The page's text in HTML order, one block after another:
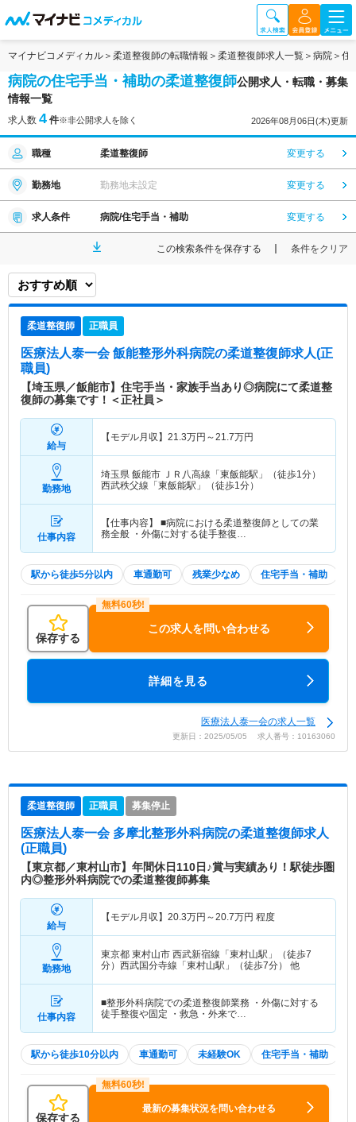
マイナビコメディカル 柔道整復師の転職情報 柔道整復師求人一覧 病院 住
病院の住宅手当・補助の柔道整復師公開求人・転職・募集
情報一覧
求人数 4 件※非公開求人を除く 2026年08月06日(木)更新
職種 柔道整復師 変更する
勤務地 勤務地未設定 変更する
求人条件 病院/住宅手当・補助 変更する
この検索条件を保存する 条件をクリア
柔道整復師 正職員
医療法人泰一会 飯能整形外科病院の柔道整復師求人(正
職員)
【埼玉県／飯能市】住宅手当・家族手当あり◎病院にて柔道整
復師の募集です！＜正社員＞
給与
【モデル月収】 21.3万円～21.7万円
勤務地
埼玉県 飯能市 ＪＲ八高線「東飯能駅」（徒歩1分）
西武秩父線「東飯能駅」（徒歩1分）
仕事内容
【仕事内容】 ■病院における柔道整復師としての業
務全般 ・外傷に対する徒手整復…
駅から徒歩5分以内 車通勤可 残業少なめ 住宅手当・補助
保存する
この求人を問い合わせる
詳細を見る
医療法人泰一会の求人一覧
更新日：2025/05/05 求人番号：10163060
柔道整復師 正職員 募集停止
医療法人泰一会 多摩北整形外科病院の柔道整復師求人
(正職員)
【東京都／東村山市】年間休日110日♪賞与実績あり！駅徒歩圏
内◎整形外科病院での柔道整復師募集
給与
【モデル月収】 20.3万円～20.7万円 程度
勤務地
東京都 東村山市 西武新宿線「東村山駅」（徒歩7
分）西武国分寺線「東村山駅」（徒歩7分） 他
仕事内容
■整形外科病院での柔道整復師業務 ・外傷に対する
徒手整復や固定 ・救急・外来で…
駅から徒歩10分以内 車通勤可 未経験OK 住宅手当・補助
保存する
最新の募集状況を問い合わせる